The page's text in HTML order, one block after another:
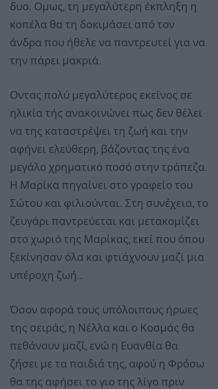
δυο. Ομως, τη μεγαλύτερη έκπληξη η
κοπέλα θα τη δοκιμάσει από τον
άνδρα που ήθελε να παντρευτεί για να
την πάρει μακριά.
Οντας πολύ μεγαλύτερος εκείνος σε
ηλικία τής ανακοινώνει πως δεν θέλει
να της καταστρέψει τη ζωή και την
αφήνει ελεύθερη, βάζοντας της ένα
μεγάλο χρηματικό ποσό στην τράπεζα.
Η Μαρίκα πηγαίνει στο γραφείο του
Σώτου και φιλιούνται. Στη συνέχεια, το
ζευγάρι παντρεύεται και μετακομίζει
στο χωριό της Μαρίκας, εκεί που όπου
ξεκίνησαν όλα και φτιάχνουν μαζί μια
υπέροχη ζωή..
Όσον αφορά τους υπόλοιπους ήρωες
της σειράς, η Νέλλα και ο Κοσμάς θα
πεθάνουν μαζί, ενώ η Ευανθία θα
ζήσει με τα παιδιά της, αφού η Φρόσω
θα της αφήσει το γιο της λίγο πριν